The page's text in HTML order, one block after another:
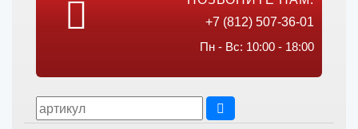
+7 (812) 507-36-01
Пн - Вс: 10:00 - 18:00